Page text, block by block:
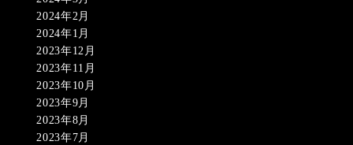
2024年2月
2024年1月
2023年12月
2023年11月
2023年10月
2023年9月
2023年8月
2023年7月